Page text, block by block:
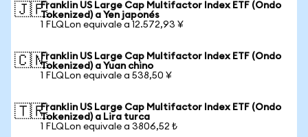
🇯🇵Franklin US Large Cap Multifactor Index ETF (Ondo
Tokenized) a Yen japonés
1 FLQLon equivale a 12.572,93 ¥
🇨🇳Franklin US Large Cap Multifactor Index ETF (Ondo
Tokenized) a Yuan chino
1 FLQLon equivale a 538,50 ¥
🇹🇷Franklin US Large Cap Multifactor Index ETF (Ondo
Tokenized) a Lira turca
1 FLQLon equivale a 3806,52 ₺